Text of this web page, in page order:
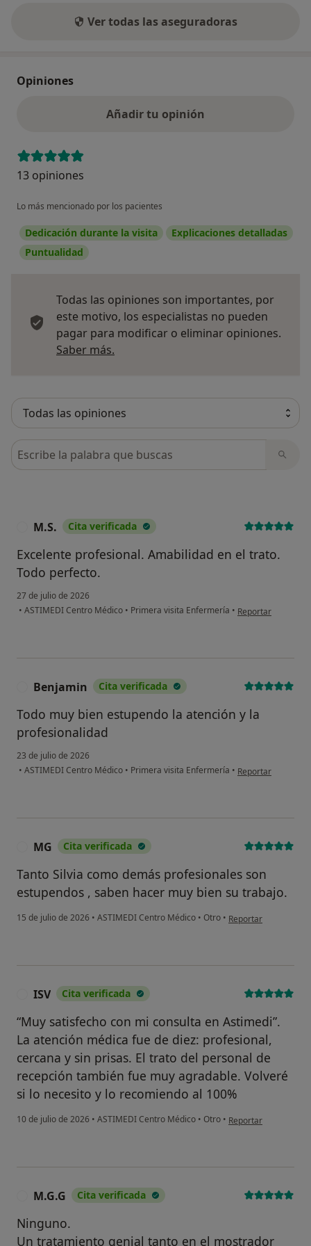
Ver todas las aseguradoras
Opiniones
Añadir tu opinión
13 opiniones
Lo más mencionado por los pacientes
Dedicación durante la visita
Explicaciones detalladas
Puntualidad
Todas las opiniones son importantes, por
este motivo, los especialistas no pueden
pagar para modificar o eliminar opiniones.
Saber más.
Busca en opiniones
M.S. Cita verificada
Excelente profesional. Amabilidad en el trato.
Todo perfecto.
27 de julio de 2026
• ASTIMEDI Centro Médico • Primera visita Enfermería • en opinión del
Reportar
Benjamin Cita verificada
Todo muy bien estupendo la atención y la
profesionalidad
23 de julio de 2026
• ASTIMEDI Centro Médico • Primera visita Enfermería • en opinión del
Reportar
MG Cita verificada
Tanto Silvia como demás profesionales son
estupendos , saben hacer muy bien su trabajo.
15 de julio de 2026 • ASTIMEDI Centro Médico • Otro • en opinión del
Reportar
ISV Cita verificada
“Muy satisfecho con mi consulta en Astimedi”.
La atención médica fue de diez: profesional,
cercana y sin prisas. El trato del personal de
recepción también fue muy agradable. Volveré
si lo necesito y lo recomiendo al 100%
10 de julio de 2026 • ASTIMEDI Centro Médico • Otro • en opinión del
Reportar
M.G.G Cita verificada
Ninguno.
Un tratamiento genial tanto en el mostrador